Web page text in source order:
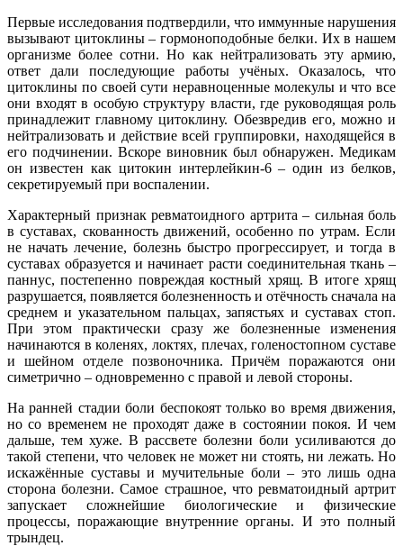
Первые исследования подтвердили, что иммунные нарушения
вызывают цитоклины – гормоноподобные белки. Их в нашем
организме более сотни. Но как нейтрализовать эту армию,
ответ дали последующие работы учёных. Оказалось, что
цитоклины по своей сути неравноценные молекулы и что все
они входят в особую структуру власти, где руководящая роль
принадлежит главному цитоклину. Обезвредив его, можно и
нейтрализовать и действие всей группировки, находящейся в
его подчинении. Вскоре виновник был обнаружен. Медикам
он известен как цитокин интерлейкин-6 – один из белков,
секретируемый при воспалении.
Характерный признак ревматоидного артрита – сильная боль
в суставах, скованность движений, особенно по утрам. Если
не начать лечение, болезнь быстро прогрессирует, и тогда в
суставах образуется и начинает расти соединительная ткань –
паннус, постепенно повреждая костный хрящ. В итоге хрящ
разрушается, появляется болезненность и отёчность сначала на
среднем и указательном пальцах, запястьях и суставах стоп.
При этом практически сразу же болезненные изменения
начинаются в коленях, локтях, плечах, голеностопном суставе
и шейном отделе позвоночника. Причём поражаются они
симетрично – одновременно с правой и левой стороны.
На ранней стадии боли беспокоят только во время движения,
но со временем не проходят даже в состоянии покоя. И чем
дальше, тем хуже. В рассвете болезни боли усиливаются до
такой степени, что человек не может ни стоять, ни лежать. Но
искажённые суставы и мучительные боли – это лишь одна
сторона болезни. Самое страшное, что ревматоидный артрит
запускает сложнейшие биологические и физические
процессы, поражающие внутренние органы. И это полный
трындец.